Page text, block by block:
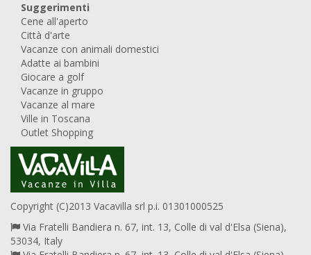
Suggerimenti
Cene all'aperto
Città d'arte
Vacanze con animali domestici
Adatte ai bambini
Giocare a golf
Vacanze in gruppo
Vacanze al mare
Ville in Toscana
Outlet Shopping
Copyright (C)2013 Vacavilla srl p.i. 01301000525
Via Fratelli Bandiera n. 67, int. 13, Colle di val d'Elsa (Siena),
53034, Italy